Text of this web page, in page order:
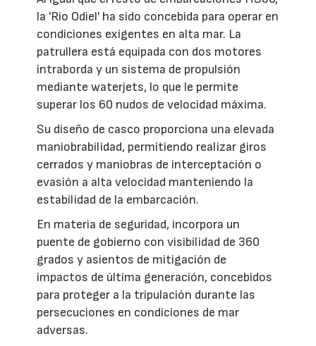
la 'Río Odiel' ha sido concebida para operar en
condiciones exigentes en alta mar. La
patrullera está equipada con dos motores
intraborda y un sistema de propulsión
mediante waterjets, lo que le permite
superar los 60 nudos de velocidad máxima.
Su diseño de casco proporciona una elevada
maniobrabilidad, permitiendo realizar giros
cerrados y maniobras de interceptación o
evasión a alta velocidad manteniendo la
estabilidad de la embarcación.
En materia de seguridad, incorpora un
puente de gobierno con visibilidad de 360
grados y asientos de mitigación de
impactos de última generación, concebidos
para proteger a la tripulación durante las
persecuciones en condiciones de mar
adversas.